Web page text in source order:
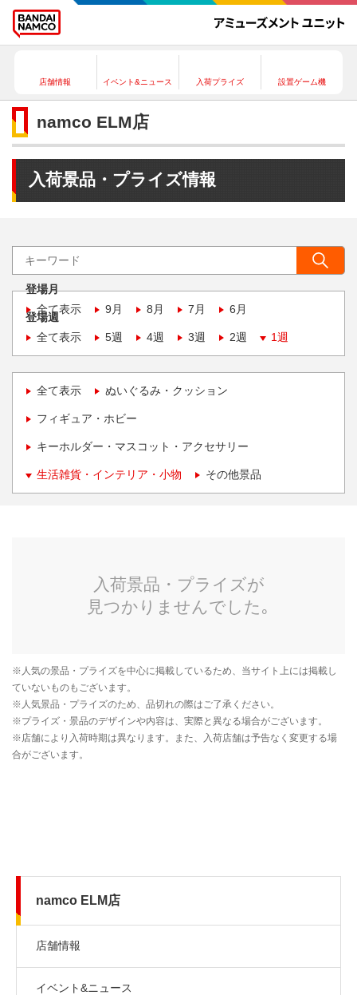
店舗情報 イベント&ニュース 入荷プライズ 設置ゲーム機
namco ELM店
入荷景品・プライズ情報
登場月
全て表示
9月 8月 7月 6月
登場週
全て表示
5週 4週 3週 2週 1週
全て表示 ぬいぐるみ・クッション
フィギュア・ホビー
キーホルダー・マスコット・アクセサリー
生活雑貨・インテリア・小物 その他景品
namco ELM店
店舗情報
イベント&ニュース